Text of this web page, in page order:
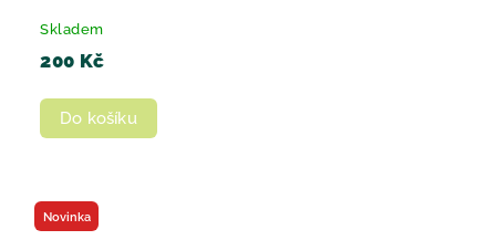
Skladem
200 Kč
Do košíku
Novinka